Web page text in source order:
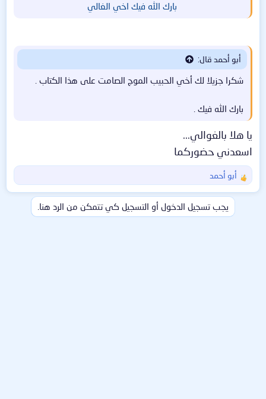
بارك الله فيك اخي الغالي
أبو أحمد قال:
شكرا جزيلا لك أخي الحبيب الموج الصامت على هذا الكتاب .
بارك الله فيك .
يا هلا بالغوالي...
اسعدني حضوركما
ل
أبو أحمد
يجب تسجيل الدخول أو التسجيل كي تتمكن من الرد هنا.